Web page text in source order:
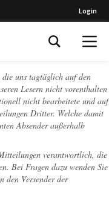
Login
uns tagtäglich auf den
Lesern nicht vorenthalten
nicht bearbeitete und auf
Dritter. Welche damit
Absender außerhalb
verantwortlich, die
Bei Fragen dazu wenden Sie
den Versender der